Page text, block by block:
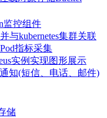
监控组件
与kubernetes集群关联
指标采集
实例实现图形展示
知(短信、电话、邮件)
储